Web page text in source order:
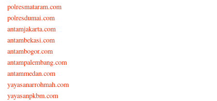
polresmataram.com
polresdumai.com
antamjakarta.com
antambekasi.com
antambogor.com
antampalembang.com
antammedan.com
yayasanarrohmah.com
yayasanpkbm.com